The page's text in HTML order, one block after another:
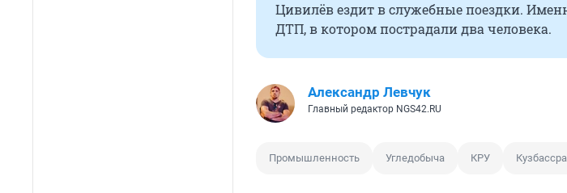
Цивилёв ездит в служебные поездки.
ДТП, в котором пострадали два человека.
Александр Левчук
Главный редактор NGS42.RU
Промышленность Угледобыча КРУ